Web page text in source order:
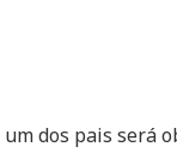
um dos pais será